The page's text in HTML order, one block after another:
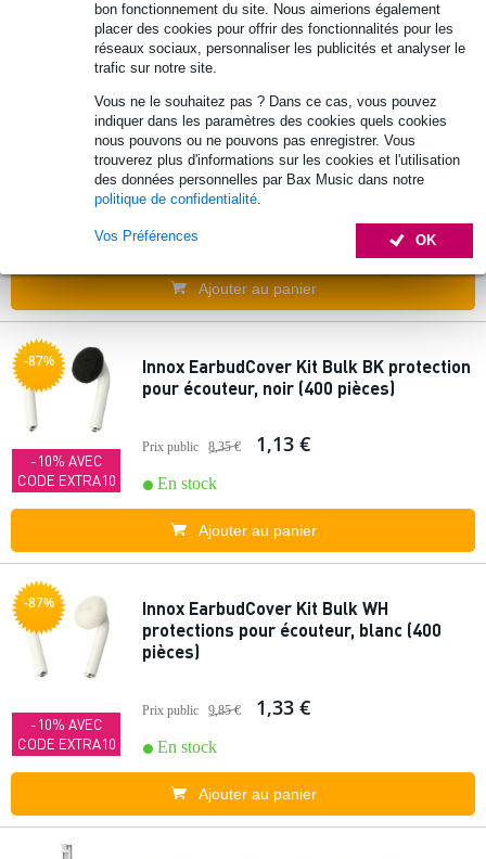
bon fonctionnement du site. Nous aimerions également
placer des cookies pour offrir des fonctionnalités pour les
réseaux sociaux, personnaliser les publicités et analyser le
trafic sur notre site.
Vous ne le souhaitez pas ? Dans ce cas, vous pouvez
indiquer dans les paramètres des cookies quels cookies
nous pouvons ou ne pouvons pas enregistrer. Vous
trouverez plus d'informations sur les cookies et l'utilisation
des données personnelles par Bax Music dans notre
politique de confidentialité.
OK
Vos Préférences
Ajouter au panier
CODE EXTRA10
Innox MicCover Kit Pairs BK protection
pour micro, noir (100 pièces)
Prix public 7,35 € 0,99 €
En stock
Ajouter au panier
-87%
-10% AVEC
CODE EXTRA10
Innox EarbudCover Kit Bulk BK protection
pour écouteur, noir (400 pièces)
Prix public 8,35 € 1,13 €
En stock
Ajouter au panier
-87%
-10% AVEC
CODE EXTRA10
Innox EarbudCover Kit Bulk WH
protections pour écouteur, blanc (400
pièces)
Prix public 9,85 € 1,33 €
En stock
Ajouter au panier